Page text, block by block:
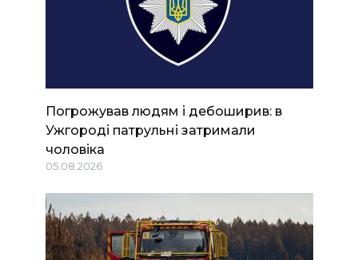
Погрожував людям і дебоширив: в
Ужгороді патрульні затримали
чоловіка
05.08.2026